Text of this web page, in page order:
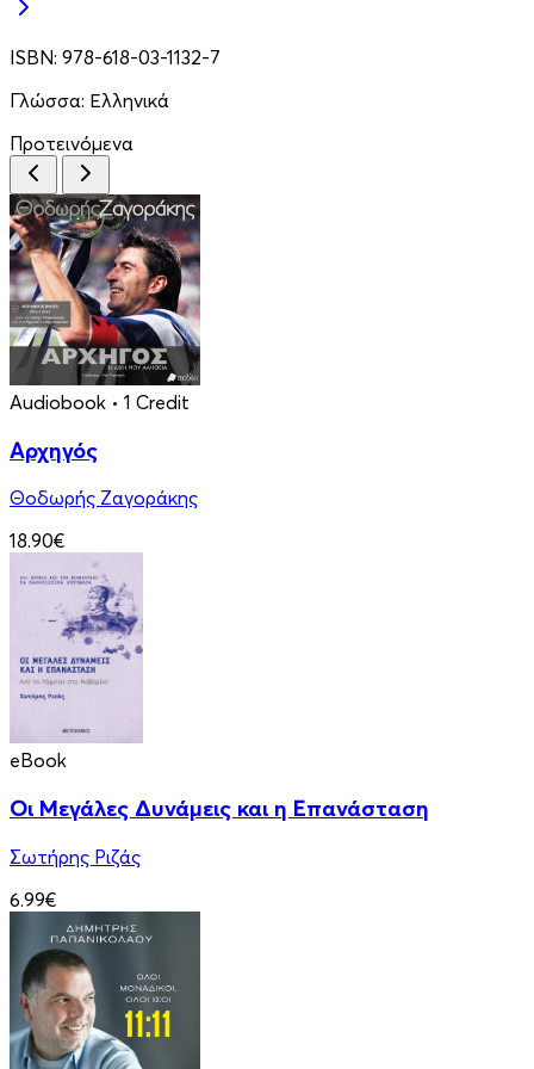
ISBN: 978-618-03-1132-7
Γλώσσα: Ελληνικά
Προτεινόμενα
Audiobook • 1 Credit
Αρχηγός
Θοδωρής Ζαγοράκης
18.90€
eBook
Οι Μεγάλες Δυνάμεις και η Επανάσταση
Σωτήρης Ριζάς
6.99€